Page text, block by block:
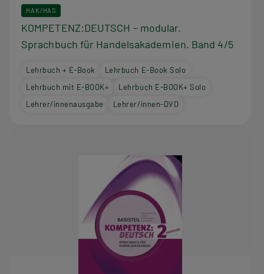
HAK/HAS
KOMPETENZ:DEUTSCH – modular.
Sprachbuch für Handelsakademien. Band 4/5
Lehrbuch + E-Book
Lehrbuch E-Book Solo
Lehrbuch mit E-BOOK+
Lehrbuch E-BOOK+ Solo
Lehrer/innenausgabe
Lehrer/innen-DVD